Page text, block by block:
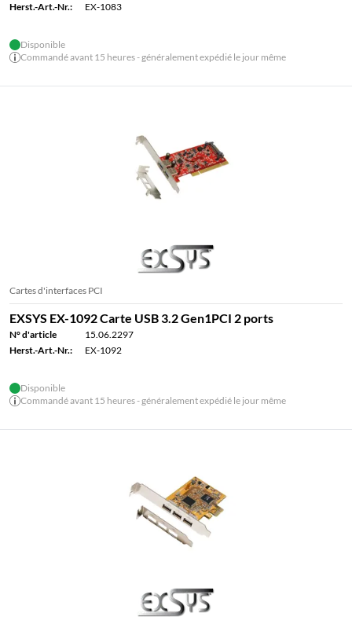
Herst.-Art.-Nr.:
EX-1083
Disponible
Commandé avant 15 heures - généralement expédié le jour même
Cartes d'interfaces PCI
EXSYS EX-1092 Carte USB 3.2 Gen1PCI 2 ports
N° d'article
15.06.2297
Herst.-Art.-Nr.:
EX-1092
Disponible
Commandé avant 15 heures - généralement expédié le jour même